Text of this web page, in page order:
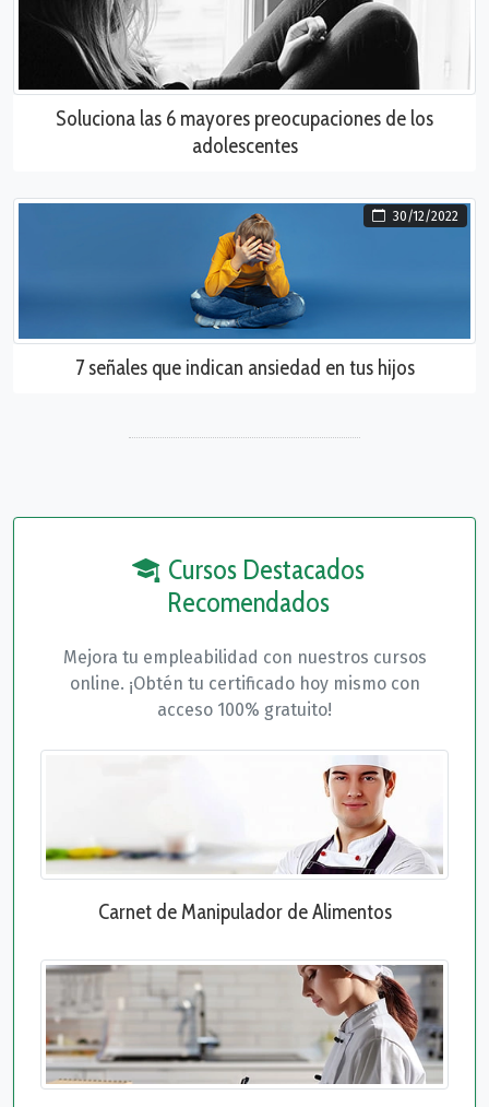
Soluciona las 6 mayores preocupaciones de los
adolescentes
30/12/2022
7 señales que indican ansiedad en tus hijos
Cursos Destacados
Recomendados
Mejora tu empleabilidad con nuestros cursos
online. ¡Obtén tu certificado hoy mismo con
acceso 100% gratuito!
Carnet de Manipulador de Alimentos